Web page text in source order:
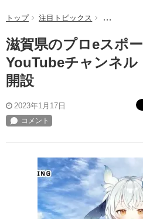
トップ 注目トピックス 滋賀県の
滋賀県のプロeスポー
YouTubeチャンネル
開設
2023年1月17日